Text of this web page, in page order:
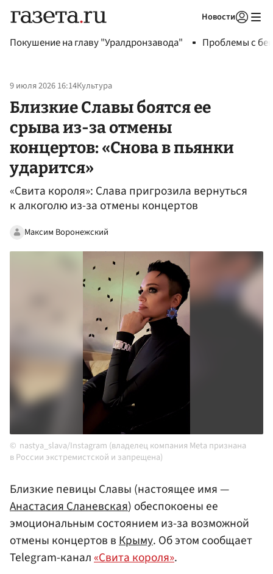
Новости
Покушение на главу "Уралдронзавода" Проблемы с
9 июля 2026 16:14Культура
Близкие Славы боятся ее
срыва из-за отмены
концертов: «Снова в пьянки
ударится»
«Свита короля»: Слава пригрозила вернуться
к алкоголю из-за отмены концертов
Максим Воронежский
nastya_slava/Instagram (владелец компания Meta признана
в России экстремистской и запрещена)
Близкие певицы Славы (настоящее имя —
Анастасия Сланевская) обеспокоены ее
эмоциональным состоянием из-за возможной
отмены концертов вКрыму. Об этом сообщает
Telegram-канал«Свита короля».